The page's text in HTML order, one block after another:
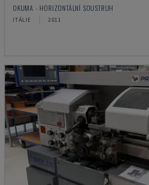
OKUMA - HORIZONTÁLNÍ SOUSTRUH
ITÁLIE 2011